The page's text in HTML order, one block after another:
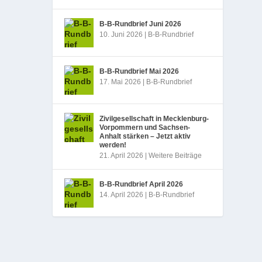
B‑B-Rundbrief Juni 2026
10. Juni 2026
B-B-Rundbrief
B‑B-Rundbrief Mai 2026
17. Mai 2026
B-B-Rundbrief
Zivilgesellschaft in Mecklenburg-
Vorpommern und Sachsen-
Anhalt stärken – Jetzt aktiv
werden!
21. April 2026 |Weitere Beiträge
B‑B-Rundbrief April 2026
14. April 2026
B-B-Rundbrief